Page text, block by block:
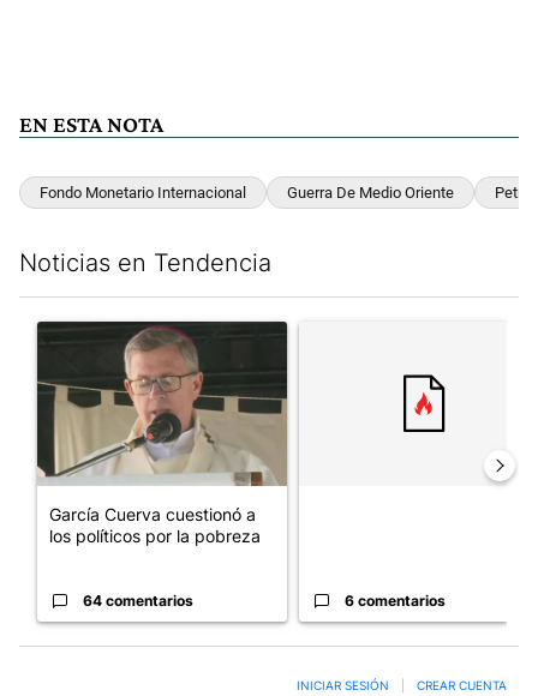
EN ESTA NOTA
Fondo Monetario Internacional Guerra De Medio Oriente
Noticias en Tendencia
Un artículo de tendencia con el título "García Cuerva
García Cuerva cuestionó a
los políticos por la pobreza
64 comentarios 6 comentarios
INICIAR SESIÓN CREAR CUENTA